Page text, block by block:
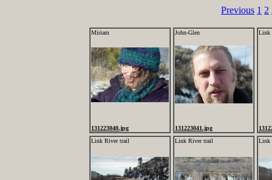
Previous 1 2
Miriam
131223040.jpg
John-Glen
131223041.jpg
Link
Link River trail
Link River trail Link